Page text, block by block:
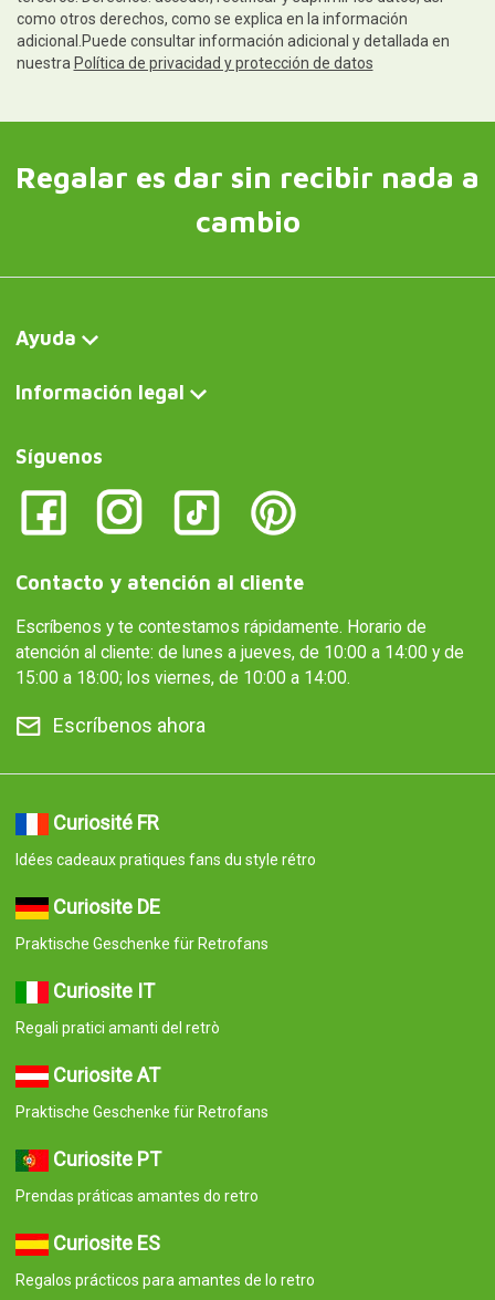
como otros derechos, como se explica en la información
adicional.Puede consultar información adicional y detallada en
nuestra Política de privacidad y protección de datos
Regalar es dar sin recibir nada a
cambio
Ayuda
Información legal
Síguenos
Contacto y atención al cliente
Escríbenos y te contestamos rápidamente. Horario de
atención al cliente: de lunes a jueves, de 10:00 a 14:00 y de
15:00 a 18:00; los viernes, de 10:00 a 14:00.
Escríbenos ahora
Curiosité FR
Idées cadeaux pratiques fans du style rétro
Curiosite DE
Praktische Geschenke für Retrofans
Curiosite IT
Regali pratici amanti del retrò
Curiosite AT
Praktische Geschenke für Retrofans
Curiosite PT
Prendas práticas amantes do retro
Curiosite ES
Regalos prácticos para amantes de lo retro